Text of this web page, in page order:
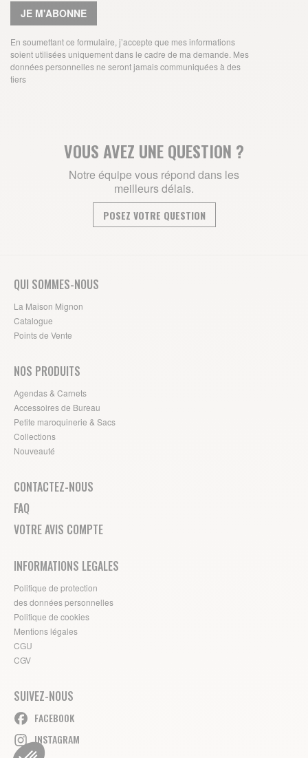
JE M'ABONNE
En soumettant ce formulaire, j’accepte que mes informations
soient utilisées uniquement dans le cadre de ma demande. Mes
données personnelles ne seront jamais communiquées à des
tiers
VOUS AVEZ UNE QUESTION ?
Notre équipe vous répond dans les
meilleurs délais.
POSEZ VOTRE QUESTION
QUI SOMMES-NOUS
La Maison Mignon
Catalogue
Points de Vente
NOS PRODUITS
Agendas & Carnets
Accessoires de Bureau
Petite maroquinerie & Sacs
Collections
Nouveauté
CONTACTEZ-NOUS
FAQ
VOTRE AVIS COMPTE
INFORMATIONS LEGALES
Politique de protection
des données personnelles
Politique de cookies
Mentions légales
CGU
CGV
SUIVEZ-NOUS
FACEBOOK
INSTAGRAM